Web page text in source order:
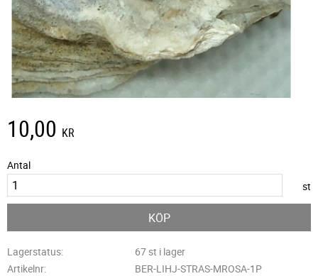
10,00 KR
Antal
st
KÖP
Lagerstatus
67 st i lager
Artikelnr
BER-LIHJ-STRAS-MROSA-1P